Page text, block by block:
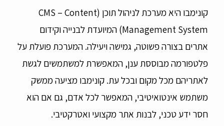
קונימבו היא מערכת לניהול תוכן (CMS – Content
Management System) המיועדת לבנייה וקידום
אתרים בצורה פשוטה, גמישה ויעילה. המערכת פועלת על
פלטפורמה מבוססת ענן, המאפשרת למשתמשים לגשת
לאתריהם מכל מקום ובכל עת. קונימבו מציעה ממשק
משתמש אינטואיטיבי, המאפשר לכל אדם, גם אם הוא
חסר ידע טכני, לבנות אתר מקצועי ואטרקטיבי.